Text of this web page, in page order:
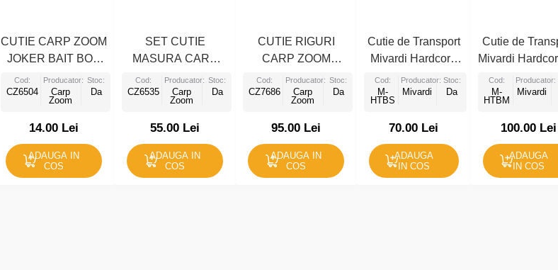
CUTIE CARP ZOOM
JOKER BAIT BOX
15.5x10.5x3.5cm
Cod:
CZ6504
Producator:
Carp
Zoom
Stoc:
Da
14.00 Lei
ADAUGA IN
COS
SET CUTIE
MASURA CARP
ZOOM BAIT BOX
0.125-0.25-0.5-0.75lt
Cod:
CZ6535
Producator:
Carp
Zoom
Stoc:
Da
55.00 Lei
ADAUGA IN
COS
CUTIE RIGURI
CARP ZOOM
PROOF RIG BOX
35x9x7cm
Cod:
CZ7686
Producator:
Carp
Zoom
Stoc:
Da
95.00 Lei
ADAUGA IN
COS
Cutie de Transport
Mivardi Hardcore
cu capac S
40x30x20cm/16 L
Cod:
M-
HTBS
Producator:
Mivardi
Stoc:
Da
70.00 Lei
ADAUGA
IN COS
Cutie de
Mivardi
capac M
60x40x21cm/
Cod:
M-
HTBM
Producator:
Mivardi
100.00 Lei
ADAUGA
IN COS